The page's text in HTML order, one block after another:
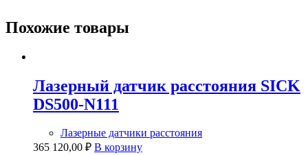
Похожие товары
Лазерный датчик расстояния SICK
DS500-N111
Лазерные датчики расстояния
365 120,00 ₽ В корзину